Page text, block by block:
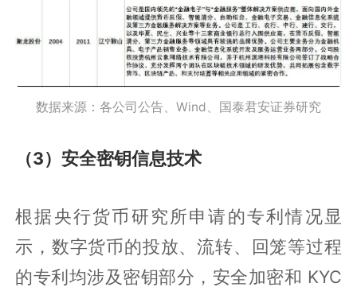
数据来源：各公司公告、Wind、国泰君安证券研究
（3）安全密钥信息技术
根据央行货币研究所申请的专利情况显
示，数字货币的投放、流转、回笼等过程
的专利均涉及密钥部分，安全加密和 KYC